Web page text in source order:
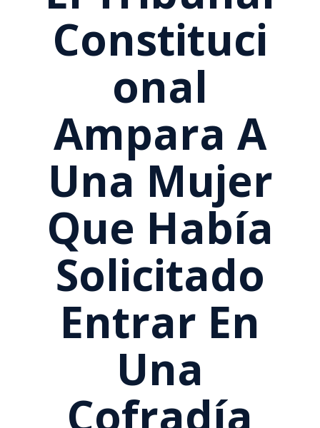
Constituci
Onal
Ampara A
Una Mujer
Que Había
Solicitado
Entrar En
Una
Cofradía